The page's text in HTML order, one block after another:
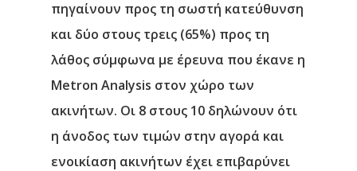
πηγαίνουν προς τη σωστή κατεύθυνση
και δύο στους τρεις (65%) προς τη
λάθος σύμφωνα με έρευνα που έκανε η
Metron Analysis στον χώρο των
ακινήτων. Oι 8 στους 10 δηλώνουν ότι
η άνοδος των τιμών στην αγορά και
ενοικίαση ακινήτων έχει επιβαρύνει